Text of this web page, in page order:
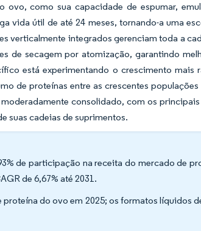
como sua capacidade de espumar,
útil de até 24 meses, tornando-a uma
verticalmente integrados gerenciam toda a
de secagem por atomização, garantindo
está experimentando o crescimento mais
de proteínas entre as crescentes
consolidado, com os
suas cadeias de suprimentos.
de participação na receita do mercado de
de 6,67% até 2031.
do ovo em 2025; os formatos líquidos